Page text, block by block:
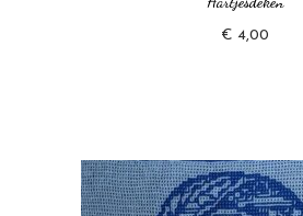
€ 4,00